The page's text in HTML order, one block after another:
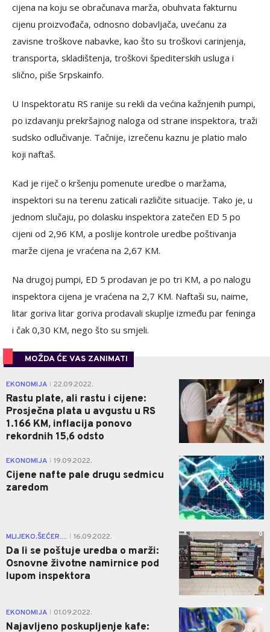
cijena na koju se obračunava marža, obuhvata fakturnu
cijenu proizvođača, odnosno dobavljača, uvećanu za
zavisne troškove nabavke, kao što su troškovi carinjenja,
transporta, skladištenja, troškovi špediterskih usluga i
slično, piše Srpskainfo.
U Inspektoratu RS ranije su rekli da većina kažnjenih pumpi,
po izdavanju prekršajnog naloga od strane inspektora, traži
sudsko odlučivanje. Tačnije, izrečenu kaznu je platio malo
koji naftaš.
Kad je riječ o kršenju pomenute uredbe o maržama,
inspektori su na terenu zaticali različite situacije. Tako je, u
jednom slučaju, po dolasku inspektora zatečen ED 5 po
cijeni od 2,96 KM, a poslije kontrole uredbe poštivanja
marže cijena je vraćena na 2,67 KM.
Na drugoj pumpi, ED 5 prodavan je po tri KM, a po nalogu
inspektora cijena je vraćena na 2,7 KM. Naftaši su, naime,
litar goriva litar goriva prodavali skuplje između par feninga
i čak 0,30 KM, nego što su smjeli.
MOŽDA ĆE VAS ZANIMATI
EKONOMIJA 22.09.2022.
Rastu plate, ali rastu i cijene:
Prosječna plata u avgustu u RS
1.166 KM, inflacija ponovo
rekordnih 15,6 odsto
0
EKONOMIJA 19.09.2022.
Cijene nafte pale drugu sedmicu
zaredom
0
MLIJEKO,ŠEĆER.... 16.09.2022.
Da li se poštuje uredba o marži:
Osnovne životne namirnice pod
lupom inspektora
0
EKONOMIJA 01.09.2022.
Najavljeno poskupljenje kafe: